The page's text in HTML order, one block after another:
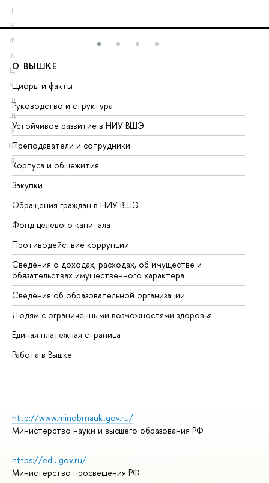
Т
У
Ф
Х
Ц
Ч
Ш
Щ
Э
Ю
Я
О ВЫШКЕ
Цифры и факты
Руководство и структура
Устойчивое развитие в НИУ ВШЭ
Преподаватели и сотрудники
Корпуса и общежития
Закупки
Обращения граждан в НИУ ВШЭ
Фонд целевого капитала
Противодействие коррупции
Сведения о доходах, расходах, об имуществе и
обязательствах имущественного характера
Сведения об образовательной организации
Людям с ограниченными возможностями здоровья
Единая платежная страница
Работа в Вышке
http://www.minobrnauki.gov.ru/
Министерство науки и высшего образования РФ
https://edu.gov.ru/
Министерство просвещения РФ